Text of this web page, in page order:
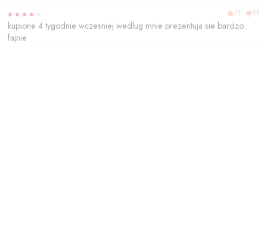
kupione 4 tygodnie wczesniej wedlug mnie prezentuja sie bardzo
fajnie
(0) (0)